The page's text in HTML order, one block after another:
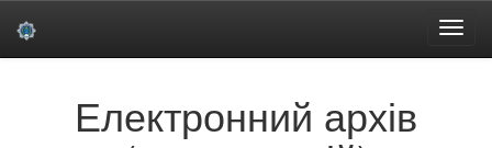
Електронний архів